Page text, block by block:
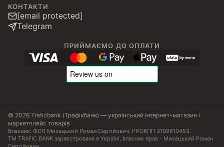
КОНТАКТИ
[email protected]
Telegram
ПРИЙМАЄМО ДО ОПЛАТИ
© 2026 Traficbank (Трафікбанк) — український інтернет-магазин і
маркетплейс товарів
Власник: ФОП Михацький Роман Сергійович, РНОКПП 3109610453.
ТМ TRAFIC BANK зареєстрована в Україні, власник прав - Михацький Роман